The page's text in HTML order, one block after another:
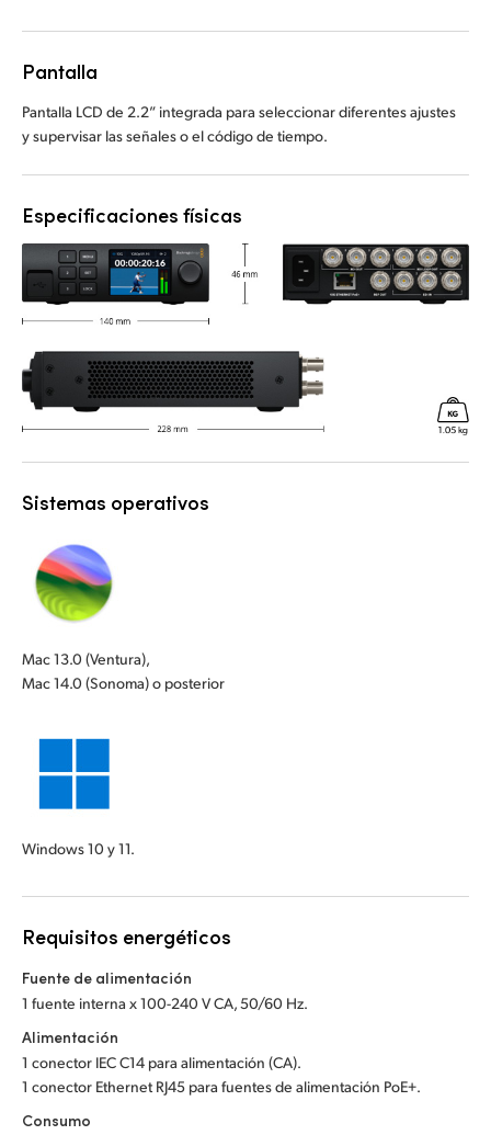
Pantalla
Pantalla LCD de 2.2” integrada para seleccionar diferentes ajustes
y supervisar las señales o el código de tiempo.
Especificaciones físicas
Sistemas operativos
Mac 13.0 (Ventura),
Mac 14.0 (Sonoma) o posterior
Windows 10 y 11.
Requisitos energéticos
Fuente de alimentación
1 fuente interna x 100-240 V CA, 50/60 Hz.
Alimentación
1 conector IEC C14 para alimentación (CA).
1 conector Ethernet RJ45 para fuentes de alimentación PoE+.
Consumo